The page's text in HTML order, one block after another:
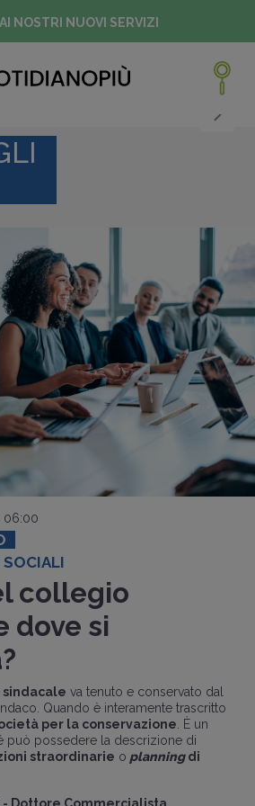
NOSTRI NUOVI SERVIZI
06:00
collegio
dove si
va tenuto e conservato dal
Quando è interamente trascritto
per la conservazione . È un
può possedere la descrizione di
straordinarie o planningdi
- Dottore Commercialista,